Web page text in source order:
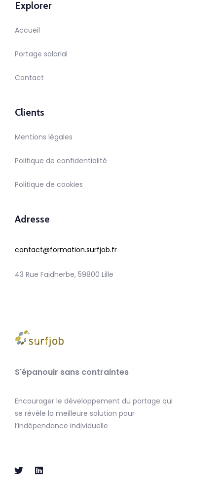
Explorer
Accueil
Portage salarial
Contact
Clients
Mentions légales
Politique de confidentialité
Politique de cookies
Adresse
contact@formation.surfjob.fr
43 Rue Faidherbe, 59800 Lille
S'épanouir sans contraintes
Encourager le développement du portage qui
se révèle la meilleure solution pour
l’indépendance individuelle